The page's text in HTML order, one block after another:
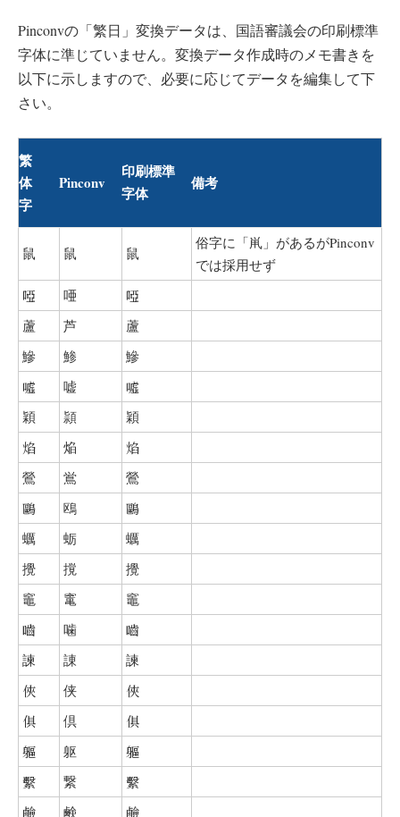
Pinconvの「繁日」変換データは、国語審議会の印刷標準
字体に準じていません。変換データ作成時のメモ書きを
以下に示しますので、必要に応じてデータを編集して下
さい。
繁
体
字
Pinconv
印刷標準
字体
備考
鼠 鼠 鼠
俗字に「鼡」があるがPinconv
では採用せず
啞 唖 啞
蘆 芦
蘆
鰺
鯵 鰺
噓 嘘 噓
穎 頴 穎
焰 焔 焰
鶯 鴬 鶯
鷗 鴎 鷗
蠣 蛎
蠣
攪
撹
攪
竈
竃 竈
嚙 噛 嚙
諫 諌 諫
俠 侠
俠
俱
倶
俱
軀
躯
軀
繫
繋
繫
鹼
鹸 鹼